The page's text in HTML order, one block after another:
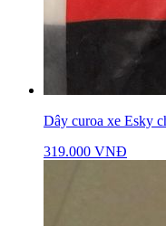
Dây curoa xe Esky
319.000 VNĐ